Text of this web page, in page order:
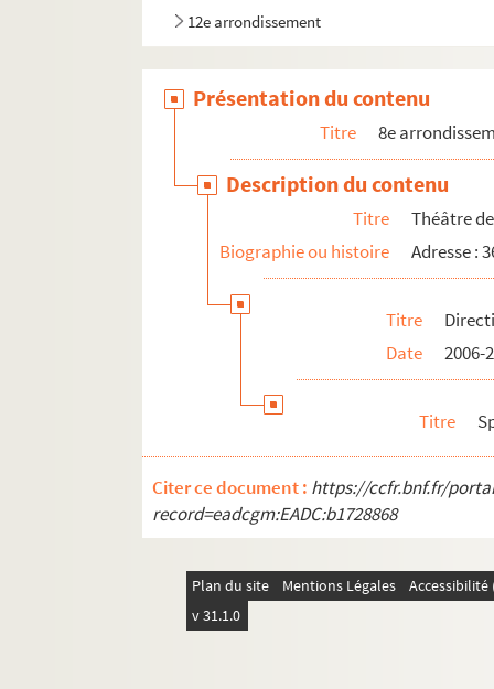
12e arrondissement
Présentation du contenu
Titre 8e
Description du contenu
Titre
Théâtre
Biographie ou histoire
Adresse :
Titre
Date
2006-
Titre
Citer ce document : https://ccfr.bnf.fr/
record=eadcgm:EADC:b1728868
Plan du site Mentions Légales
v 31.1.0